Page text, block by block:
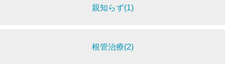
親知らず(1)
根管治療(2)